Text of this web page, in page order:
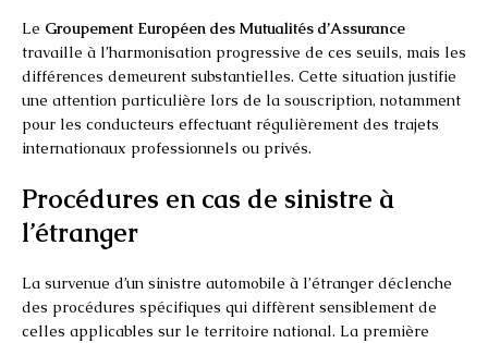
Le Groupement Européen des Mutualités d’Assurance
travaille à l’harmonisation progressive de ces seuils, mais les
différences demeurent substantielles. Cette situation justifie
une attention particulière lors de la souscription, notamment
pour les conducteurs effectuant régulièrement des trajets
internationaux professionnels ou privés.
Procédures en cas de sinistre à
l’étranger
La survenue d’un sinistre automobile à l’étranger déclenche
des procédures spécifiques qui diffèrent sensiblement de
celles applicables sur le territoire national. La première